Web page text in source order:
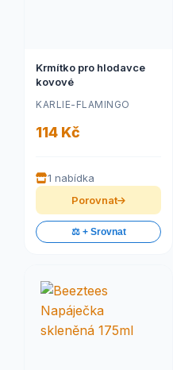
Krmítko pro hlodavce
kovové
KARLIE-FLAMINGO
114 Kč
1 nabídka
Porovnat
⚖️ + Srovnat